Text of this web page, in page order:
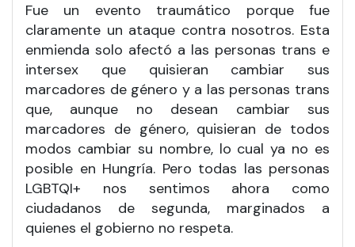
Fue un evento traumático porque fue
claramente un ataque contra nosotros. Esta
enmienda solo afectó a las personas trans e
intersex que quisieran cambiar sus
marcadores de género y a las personas trans
que, aunque no desean cambiar sus
marcadores de género, quisieran de todos
modos cambiar su nombre, lo cual ya no es
posible en Hungría. Pero todas las personas
LGBTQI+ nos sentimos ahora como
ciudadanos de segunda, marginados a
quienes el gobierno no respeta.